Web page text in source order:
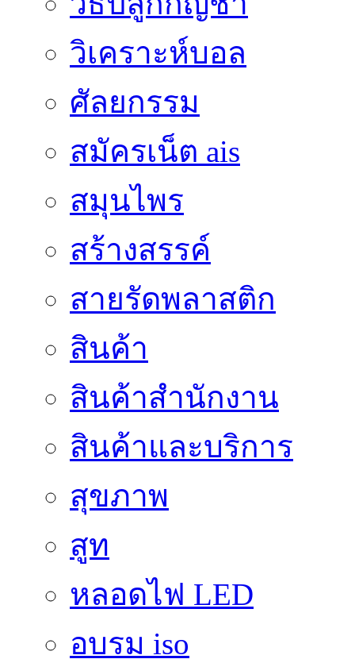
วิเคราะห์บอล
ศัลยกรรม
สมัครเน็ต ais
สมุนไพร
สร้างสรรค์
สายรัดพลาสติก
สินค้า
สินค้าสํานักงาน
สินค้าและบริการ
สุขภาพ
สูท
หลอดไฟ LED
อบรม iso